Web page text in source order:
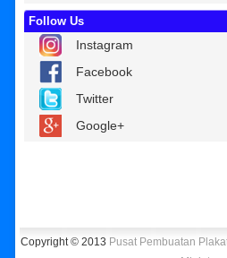
Follow Us
Instagram
Facebook
Twitter
Google+
Copyright © 2013 Pusat Pembuatan